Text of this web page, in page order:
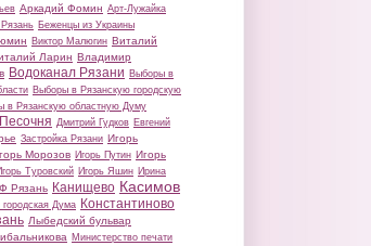
Аркадий Фомин Арт-Лужайка
Беженцы из Украины
Виктор Малюгин Виталий
Ларин Владимир
Водоканал Рязани Выборы в
Выборы в Рязанскую городскую
в Рязанскую областную Думу
Дмитрий Гудков Евгений
Застройка Рязани Игорь
Морозов Игорь Путин Игорь
Туровский Игорь Яшин Ирина
Рязань Канищево Касимов
городская Дума
Константиново
Лыбедский бульвар
Министерство печати